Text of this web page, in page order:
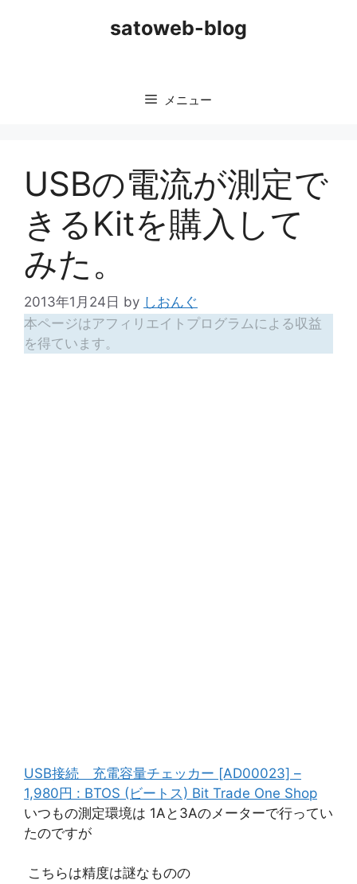
satoweb-blog
メニュー
USBの電流が測定で
きるKitを購入して
みた。
2013年1月24日 by しおんぐ
本ページはアフィリエイトプログラムによる収益
を得ています。
USB接続 充電容量チェッカー [AD00023] –
1,980円 : BTOS (ビートス) Bit Trade One Shop
いつもの測定環境は 1Aと3Aのメーターで行ってい
たのですが
こちらは精度は謎なものの